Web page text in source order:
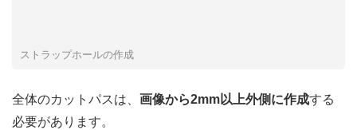
ストラップホールの作成
全体のカットパスは、 画像から2mm以上外側に作成する
必要があります。